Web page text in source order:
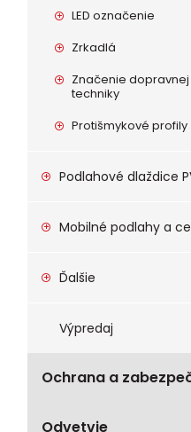
LED označenie
Zrkadlá
Značenie dopravnej
techniky
Protišmykové profily
Podlahové dlaždice
Mobilné podlahy a
Ďalšie
Výpredaj
Ochrana a
Odvetvie